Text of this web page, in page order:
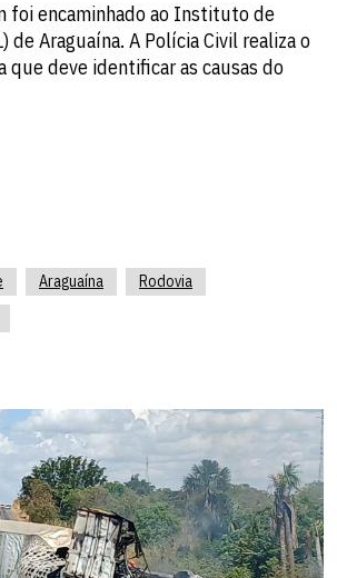
foi encaminhado ao Instituto de
de Araguaína. A Polícia Civil realiza o
que deve identificar as causas do
Araguaína
Rodovia